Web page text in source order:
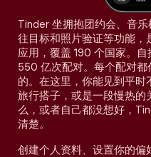
Tinder 坐拥抱团约会、音
往目标和照片验证等功能，
应用，覆盖 190 个国家。
550 亿次配对。每个配对
的。在这里，你能见到平时
旅行搭子，或是一段慢热
么，或者自己都没想好，
清楚。
创建个人资料、设置你的偏